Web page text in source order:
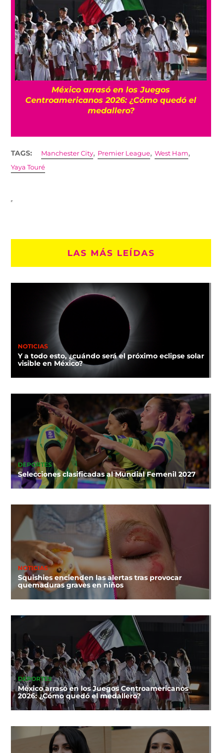
México arrasó en los Juegos
Centroamericanos 2026: ¿Cómo quedó el
medallero?
TAGS: Manchester City, Premier League,West Ham,
Yaya Touré
LAS MÁS LEÍDAS
NOTICIAS
Y a todo esto, ¿cuándo será el próximo eclipse solar
visible en México?
DEPORTES
Selecciones clasificadas al Mundial Femenil 2027
NOTICIAS
Squishies encienden las alertas tras provocar
quemaduras graves en niños
DEPORTES
México arrasó en los Juegos Centroamericanos
2026: ¿Cómo quedó el medallero?